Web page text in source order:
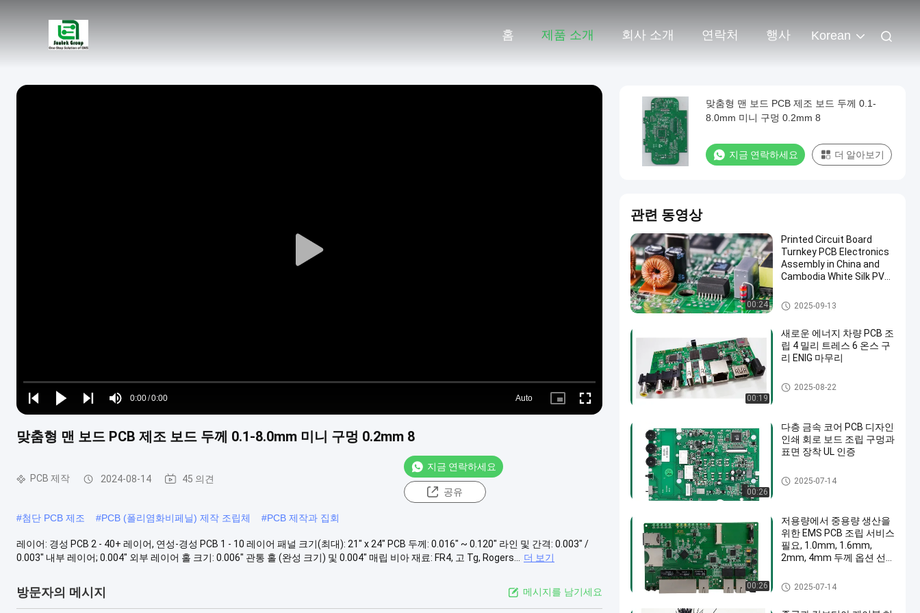
홈 제품 소개 회사 소개 연락처 행사 Korean
Play
Play
Play
Play
Mute
Time
0:00/0:00
Loaded:
0%
Auto
Picture- Fullscreen
맞춤형 맨 보드 PCB 제조 보드 두께 0.1-8.0mm 미니 구멍 0.2mm 8
PCB 제작 2024-08-14 45 의견
지금 연락하세요
공유
#첨단 PCB 제조 #PCB (폴리염화비페닐) 제작 조립체 #PCB 제작과 집회
레이어: 경성 PCB 2 - 40+ 레이어, 연성-경성 PCB 1 - 10 레이어 패널 크기(최대): 21" x 24" PCB 두께: 0.016" ~ 0.120" 라인 및 간격: 0.003" /
0.003" 내부 레이어; 0.004" 외부 레이어 홀 크기: 0.006" 관통 홀 (완성 크기) 및 0.004" 매립 비아 재료: FR4, 고 Tg, Rogers...
더 보기
방문자의 메시지 메시지를 남기세요
맞춤형 맨 보드 PCB 제조 보드 두께 0.1-
8.0mm 미니 구멍 0.2mm 8
지금 연락하세요 더 알아보기
관련 동영상
00:24
Printed Circuit Board
Turnkey PCB Electronics
Assembly in China and
Cambodia White Silk PVC
터너키 PCB 조립
2025-09-13
00:19
새로운 에너지 차량 PCB 조
립 4 밀리 트레스 6 온스 구
리 ENIG 마무리
새로운 에너지 PCB 조립
2025-08-22
00:26
다층 금속 코어 PCB 디자인
인쇄 회로 보드 조립 구멍과
표면 장착 UL 인증
PCB 제작
2025-07-14
00:26
저용량에서 중용량 생산을
위한 EMS PCB 조립 서비스
필요, 1.0mm, 1.6mm,
2mm, 4mm 두께 옵션 선
ems 피크바
2025-07-14